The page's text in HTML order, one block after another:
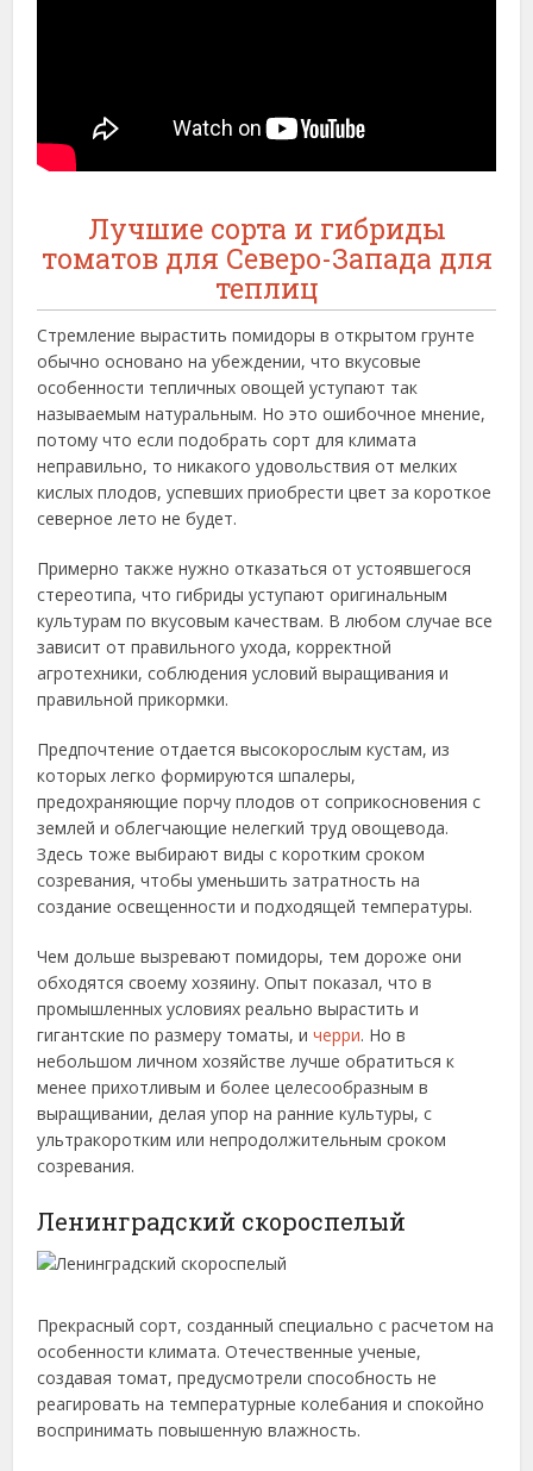
Лучшие сорта и гибриды
томатов для Северо-Запада для
теплиц
Стремление вырастить помидоры в открытом грунте
обычно основано на убеждении, что вкусовые
особенности тепличных овощей уступают так
называемым натуральным. Но это ошибочное мнение,
потому что если подобрать сорт для климата
неправильно, то никакого удовольствия от мелких
кислых плодов, успевших приобрести цвет за короткое
северное лето не будет.
Примерно также нужно отказаться от устоявшегося
стереотипа, что гибриды уступают оригинальным
культурам по вкусовым качествам. В любом случае все
зависит от правильного ухода, корректной
агротехники, соблюдения условий выращивания и
правильной прикормки.
Предпочтение отдается высокорослым кустам, из
которых легко формируются шпалеры,
предохраняющие порчу плодов от соприкосновения с
землей и облегчающие нелегкий труд овощевода.
Здесь тоже выбирают виды с коротким сроком
созревания, чтобы уменьшить затратность на
создание освещенности и подходящей температуры.
Чем дольше вызревают помидоры, тем дороже они
обходятся своему хозяину. Опыт показал, что в
промышленных условиях реально вырастить и
гигантские по размеру томаты, ичерри. Но в
небольшом личном хозяйстве лучше обратиться к
менее прихотливым и более целесообразным в
выращивании, делая упор на ранние культуры, с
ультракоротким или непродолжительным сроком
созревания.
Ленинградский скороспелый
Прекрасный сорт, созданный специально с расчетом на
особенности климата. Отечественные ученые,
создавая томат, предусмотрели способность не
реагировать на температурные колебания и спокойно
воспринимать повышенную влажность.